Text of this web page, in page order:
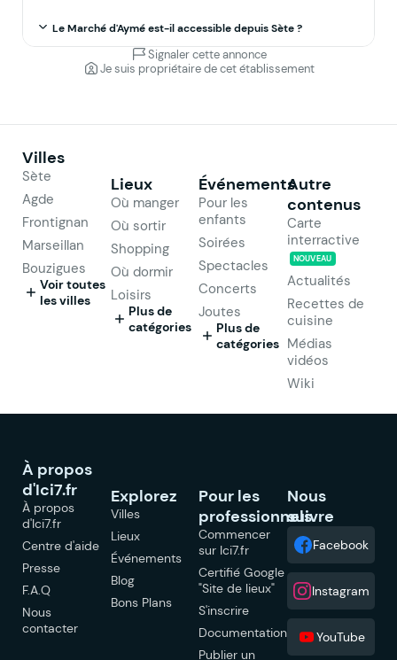
Le Marché d'Aymé est-il accessible depuis Sète ?
Signaler cette annonce
Je suis propriétaire de cet établissement
Villes
Sète
Agde
Frontignan
Marseillan
Bouzigues
Voir toutes
les villes
Lieux
Où manger
Où sortir
Shopping
Où dormir
Loisirs
Plus de
catégories
Événements
Pour les
enfants
Soirées
Spectacles
Concerts
Joutes
Plus de
catégories
Autre
contenus
Carte
interractive
NOUVEAU
Actualités
Recettes de
cuisine
Médias
vidéos
Wiki
À propos
d'Ici7.fr
À propos
d'Ici7.fr
Centre d'aide
Presse
F.A.Q
Nous
contacter
Explorez
Villes
Lieux
Événements
Blog
Bons Plans
Pour les
professionnels
Commencer
sur Ici7.fr
Certifié Google
"Site de lieux"
S'inscrire
Documentation
Publier un
Nous
suivre
Facebook
Instagram
YouTube